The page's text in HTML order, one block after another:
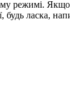
режимі.
будь ласка,